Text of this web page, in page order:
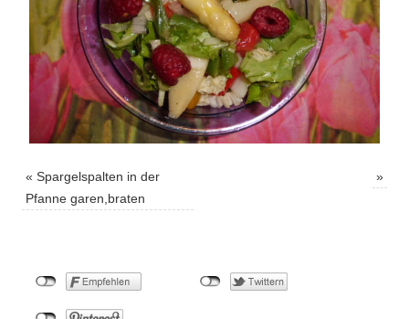
« Spargelspalten in der
Pfanne garen,braten
»